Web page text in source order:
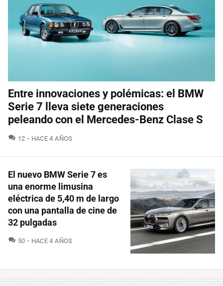
Entre innovaciones y polémicas: el BMW
Serie 7 lleva siete generaciones
peleando con el Mercedes-Benz Clase S
12 COMENTARIOS
HACE 4 AÑOS
El nuevo BMW Serie 7 es
una enorme limusina
eléctrica de 5,40 m de largo
con una pantalla de cine de
32 pulgadas
50 COMENTARIOS
HACE 4 AÑOS